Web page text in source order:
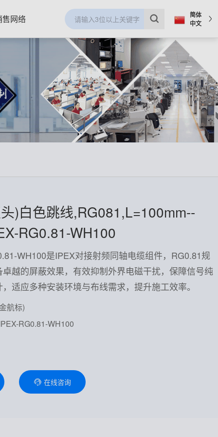
售网络
简体
中文
)白色跳线,RG081,L=100mm--
RG0.81-WH100
WH100是IPEX对接射频同轴电缆组件，RG0.81规
越的屏蔽效果，有效抑制外界电磁干扰，保障信号纯
适应多种安装环境与布线需求，提升施工效率。
航标)
RG0.81-WH100
在线咨询